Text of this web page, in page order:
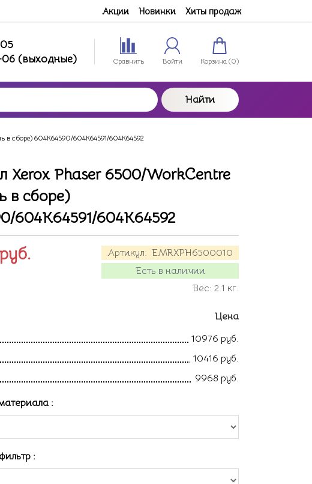
Акции Новинки Хиты продаж
(выходные)
Сравнить Войти Корзина (0)
Найти
сборе) 604K64590/604K64591/604K64592
Xerox Phaser 6500/WorkCentre
в сборе)
604K64591/604K64592
Артикул: EMRXPH6500010
Есть в наличии
Вес: 2.1 кг.
руб.
Цена
10976 руб.
10416 руб.
9968 руб.
:
: